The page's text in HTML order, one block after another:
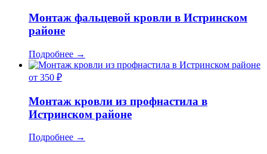
Монтаж фальцевой кровли в Истринском
районе
Подробнее →
от 350 ₽
Монтаж кровли из профнастила в
Истринском районе
Подробнее →